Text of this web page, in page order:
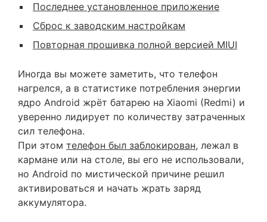
Последнее установленное приложение
Сброс к заводским настройкам
Повторная прошивка полной версией MIUI
Иногда вы можете заметить, что телефон
нагрелся, а в статистике потребления энергии
ядро Android жрёт батарею на Xiaomi (Redmi) и
уверенно лидирует по количеству затраченных
сил телефона.
При этом телефон был заблокирован, лежал в
кармане или на столе, вы его не использовали,
но Android по мистической причине решил
активироваться и начать жрать заряд
аккумулятора.